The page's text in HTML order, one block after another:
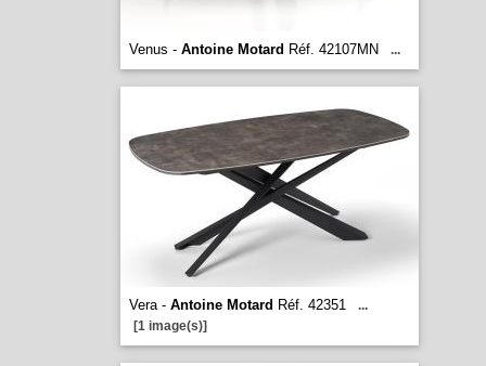
Venus - Antoine Motard Réf. 42107MN ...
Vera - Antoine Motard Réf. 42351
...
[1 image(s)]